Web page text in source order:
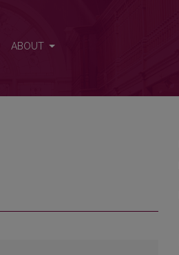
ABOUT